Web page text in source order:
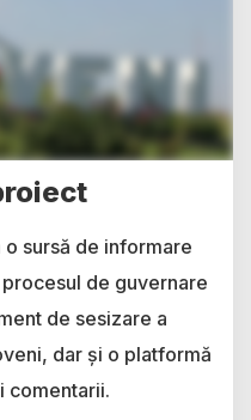
sursă de informare
de guvernare
de sesizare a
dar și o platformă
comentarii.